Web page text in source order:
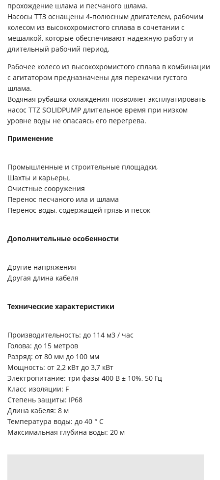
прохождение шлама и песчаного шлама.
Насосы ТТЗ оснащены 4-полюсным двигателем, рабочим
колесом из высокохромистого сплава в сочетании с
мешалкой, которые обеспечивают надежную работу и
длительный рабочий период.
Рабочее колесо из высокохромистого сплава в комбинации
с агитатором предназначены для перекачки густого
шлама.
Водяная рубашка охлаждения позволяет эксплуатировать
насос TTZ SOLIDPUMP длительное время при низком
уровне воды не опасаясь его перегрева.
Применение
Промышленные и строительные площадки,
Шахты и карьеры,
Очистные сооружения
Перенос песчаного ила и шлама
Перенос воды, содержащей грязь и песок
Дополнительные особенности
Другие напряжения
Другая длина кабеля
Технические характеристики
Производительность: до 114 м3 / час
Голова: до 15 метров
Разряд: от 80 мм до 100 мм
Мощность: от 2,2 кВт до 3,7 кВт
Электропитание: три фазы 400 В ± 10%, 50 Гц
Класс изоляции: F
Степень защиты: IP68
Длина кабеля: 8 м
Температура воды: до 40 ° С
Максимальная глубина воды: 20 м